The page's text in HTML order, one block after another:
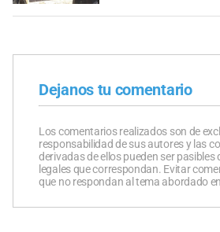
Dejanos tu comentario
Los comentarios realizados son de
responsabilidad de sus autores y las
derivadas de ellos pueden ser pasibles
legales que correspondan. Evitar
que no respondan al tema abordado